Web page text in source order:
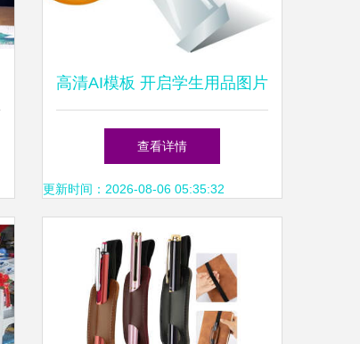
高清AI模板 开启学生用品图片
设计新纪元
查看详情
更新时间：2026-08-06 05:35:32